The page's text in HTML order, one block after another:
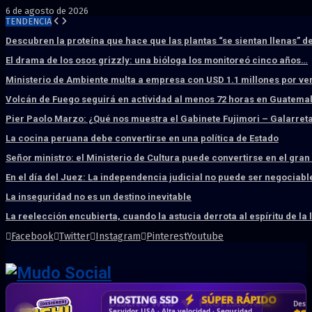
6 de agosto de 2026
TENDENCIA
Descubren la proteína que hace que las plantas “se sientan llenas”
El drama de los osos grizzly: una bióloga los monitoreó cinco años…
Ministerio de Ambiente multa a empresa con USD 1.1 millones por
Volcán de Fuego seguirá en actividad al menos 72 horas en
Pier Paolo Marzo: ¿Qué nos muestra el Gabinete Fujimori –
La cocina peruana debe convertirse en una política de Estado
Señor ministro: el Ministerio de Cultura puede convertirse en el
En el día del Juez: La independencia judicial no puede ser
La inseguridad no es un destino inevitable
La reelección encubierta, cuando la astucia derrota al espíritu de la
Facebook Twitter Instagram PinterestYoutube
HOSTING SSD SÚPER RÁPIDO
DISEÑO WEB PROFESIONAL
CRM & DASHBOARD A MEDIDA
CORREO CORPORATIVO